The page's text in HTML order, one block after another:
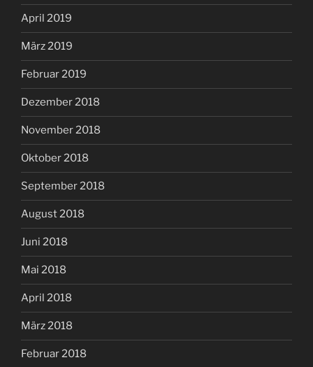
April 2019
März 2019
Februar 2019
Dezember 2018
November 2018
Oktober 2018
September 2018
August 2018
Juni 2018
Mai 2018
April 2018
März 2018
Februar 2018